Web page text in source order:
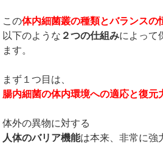
この体内細菌叢の種類とバランスの
以下のような ２つの仕組みによって
ます。
まず１つ目は、
腸内細菌の体内環境への適応と復元
体外の異物に対する
人体のバリア機能は本来、非常に強